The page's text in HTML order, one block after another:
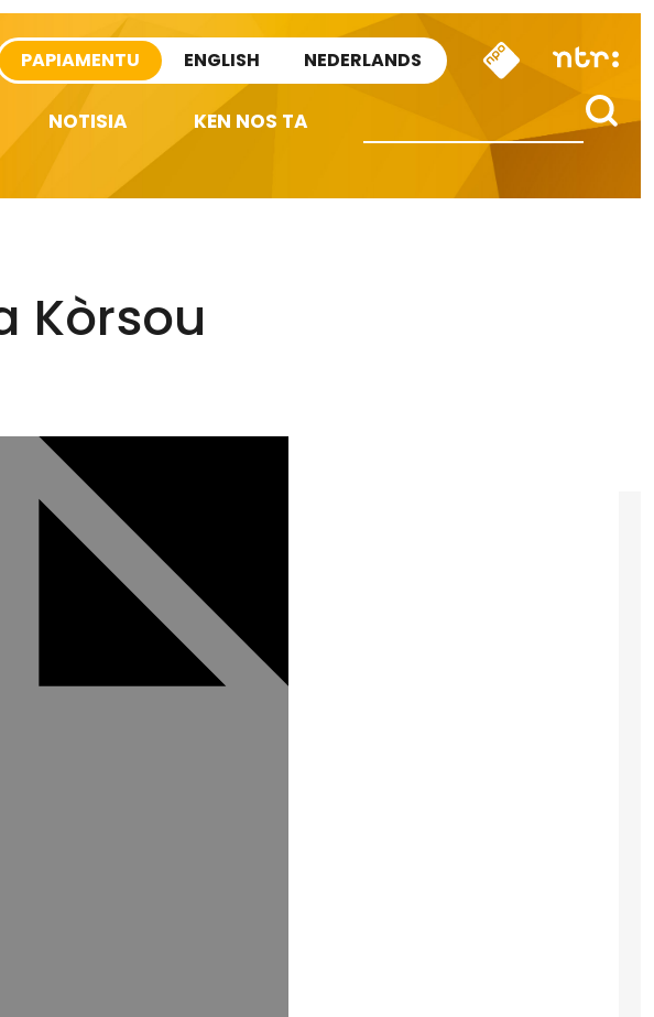
PAPIAMENTU ENGLISH NEDERLANDS
NOTISIA KEN NOS TA
Kòrsou